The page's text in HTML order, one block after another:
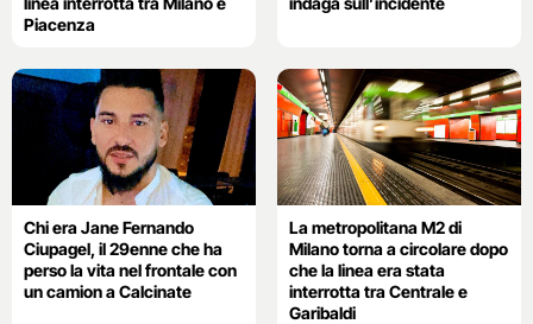
Piacenza
Chi era Jane Fernando
Ciupagel, il 29enne che ha
perso la vita nel frontale con
un camion a Calcinate
La metropolitana M2 di
Milano torna a circolare dopo
che la linea era stata
interrotta tra Centrale e
Garibaldi